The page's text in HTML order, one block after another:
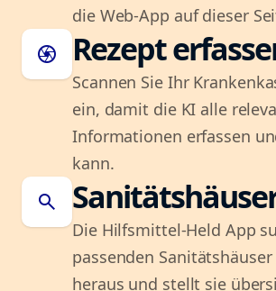
die Web-App auf dieser
camera Rezept
Scannen Sie Ihr
ein, damit die KI alle
Informationen erfassen
kann.
search
Die Hilfsmittel-Held App
passenden
heraus und stellt sie